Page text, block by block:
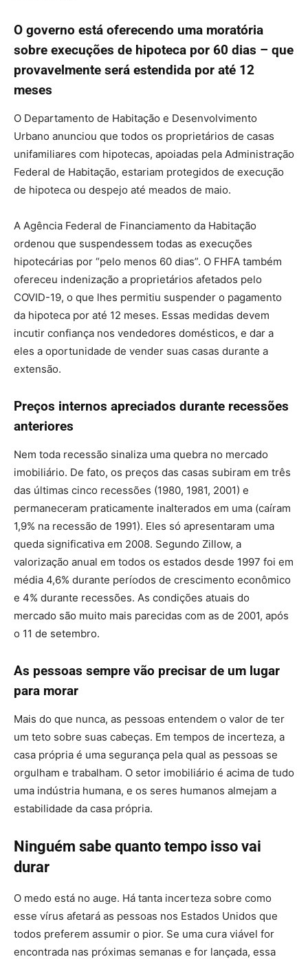
O governo está oferecendo uma moratória
sobre execuções de hipoteca por 60 dias – que
provavelmente será estendida por até 12
meses
O Departamento de Habitação e Desenvolvimento
Urbano anunciou que todos os proprietários de casas
unifamiliares com hipotecas, apoiadas pela Administração
Federal de Habitação, estariam protegidos de execução
de hipoteca ou despejo até meados de maio.
A Agência Federal de Financiamento da Habitação
ordenou que suspendessem todas as execuções
hipotecárias por “pelo menos 60 dias”. O FHFA também
ofereceu indenização a proprietários afetados pelo
COVID-19, o que lhes permitiu suspender o pagamento
da hipoteca por até 12 meses. Essas medidas devem
incutir confiança nos vendedores domésticos, e dar a
eles a oportunidade de vender suas casas durante a
extensão.
Preços internos apreciados durante recessões
anteriores
Nem toda recessão sinaliza uma quebra no mercado
imobiliário. De fato, os preços das casas subiram em três
das últimas cinco recessões (1980, 1981, 2001) e
permaneceram praticamente inalterados em uma (caíram
1,9% na recessão de 1991). Eles só apresentaram uma
queda significativa em 2008. Segundo Zillow, a
valorização anual em todos os estados desde 1997 foi em
média 4,6% durante períodos de crescimento econômico
e 4% durante recessões. As condições atuais do
mercado são muito mais parecidas com as de 2001, após
o 11 de setembro.
As pessoas sempre vão precisar de um lugar
para morar
Mais do que nunca, as pessoas entendem o valor de ter
um teto sobre suas cabeças. Em tempos de incerteza, a
casa própria é uma segurança pela qual as pessoas se
orgulham e trabalham. O setor imobiliário é acima de tudo
uma indústria humana, e os seres humanos almejam a
estabilidade da casa própria.
Ninguém sabe quanto tempo isso vai
durar
O medo está no auge. Há tanta incerteza sobre como
esse vírus afetará as pessoas nos Estados Unidos que
todos preferem assumir o pior. Se uma cura viável for
encontrada nas próximas semanas e for lançada, essa